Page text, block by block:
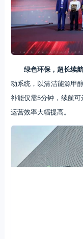
绿色环保，超长续航
动系统，以清洁能源甲
补能仅需5分钟，续航
运营效率大幅提高。